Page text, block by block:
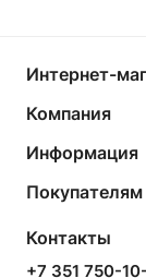
Интернет-
Компания
Информация
Покупателям
Контакты
+7 351 750-